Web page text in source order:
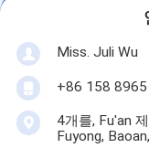
Miss. Juli Wu
+86 158
4개를, Fu'an
Fuyong,